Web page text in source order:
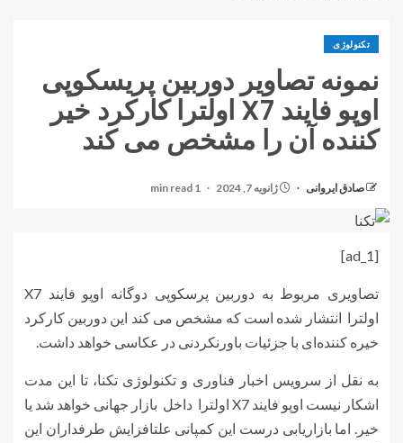
تکنولوژی
نمونه تصاویر دوربین پریسکوپی
اوپو فایند X7 اولترا کارکرد خیر
کننده آن را مشخص می کند
صادق ایروانی ژانویه 7, 2024 1 min read
[ad_1]
تصاویری مربوط به دوربین پرسکوپی دوگانه اوپو فایند X7
اولترا انتشار شده است که مشخص می کند این دوربین کارکرد
خیره کننده‌ای با جزئیات باورنکردنی در عکاسی خواهد داشت.
به نقل از سرویس اخبار فناوری و تکنولوژی تکنا، تا این مدت
اشکار نیست اوپو فایند X7 اولترا داخل بازار جهانی خواهد شد یا
خیر. اما بازاریابی درست این کمپانی علتافزایش طرفداران این